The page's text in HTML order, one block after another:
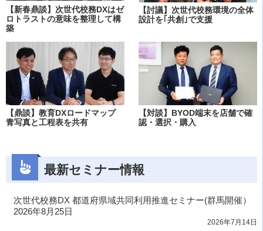
【新春鼎談】次世代校務DXはゼ
ロトラストの意味を整理して構
築
【討議】次世代校務環境の全体
設計を｢共創｣で支援
【鼎談】教育DXロードマップ
青写真と工程表を共有
【対談】BYOD端末を店舗で確
認・選択・購入
最新セミナー情報
次世代校務DX 都道府県域共同利用推進セミナー(群馬開催）
2026年8月25日
2026年7月14日